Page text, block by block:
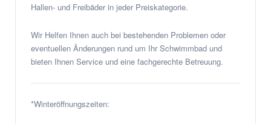
Hallen- und Freibäder in jeder Preiskategorie.
Wir Helfen Ihnen auch bei bestehenden Problemen oder
eventuellen Änderungen rund um Ihr Schwimmbad und
bieten Ihnen Service und eine fachgerechte Betreuung.
*Winteröffnungszeiten: